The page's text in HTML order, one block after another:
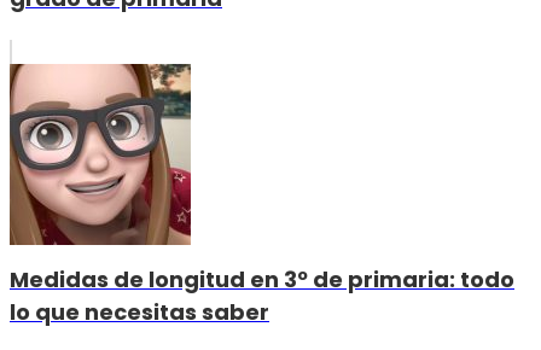
Medidas de longitud en 3º de primaria: todo
lo que necesitas saber